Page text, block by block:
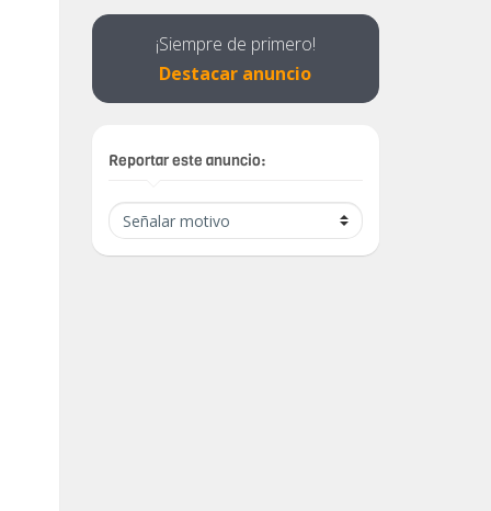
¡Siempre de primero!
Destacar anuncio
Reportar este anuncio: